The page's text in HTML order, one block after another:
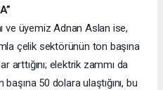
ve üyemiz Adnan Aslan ise,
çelik sektörünün ton başına
elektrik zammı da
50 dolara ulaştığını, bu